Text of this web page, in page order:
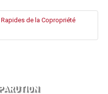
de la Copropriété